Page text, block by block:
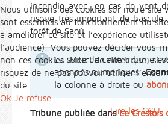
incendie avec, en cas de vent
risque très important de bascule
forêt de Saoû...
La suite de cette tribune
abonnés numériques.
la colonne à droite ou
Tribune publiée dansLe
Nous utilisons des cookies sur notre site
sont essentiels au fonctionnement du
à améliorer ce site et l’expérience
l'audience). Vous pouvez décider vous-
non ces cookies. Merci de noter que, si
risquez de ne pas pouvoir utiliser
du site.
Ok Je refuse
Lire les CGU